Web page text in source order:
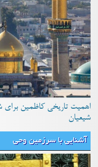
اهمیت تاریخی کاظمین برای
شیعیان
آشنایی با سرزمین وحی